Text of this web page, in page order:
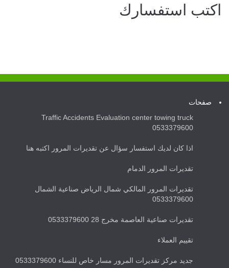
اكتب استفسارك
صفحات
Traffic Accidents Evaluation center towing truck
0533379600
اذا كان لديك استفسار سؤال عن تقديرات المرور اكتبه هنا
تقديرات المرور الدمام
تقديرات المرور المالكي شمال الرياض صناعية الشمال
0533379600
تقديرات صناعية العاصمة مخرج 28 0533379600
تقييم العملاء
جديد مركز تقديرات المرور مسار خاص للنساء 0533379600